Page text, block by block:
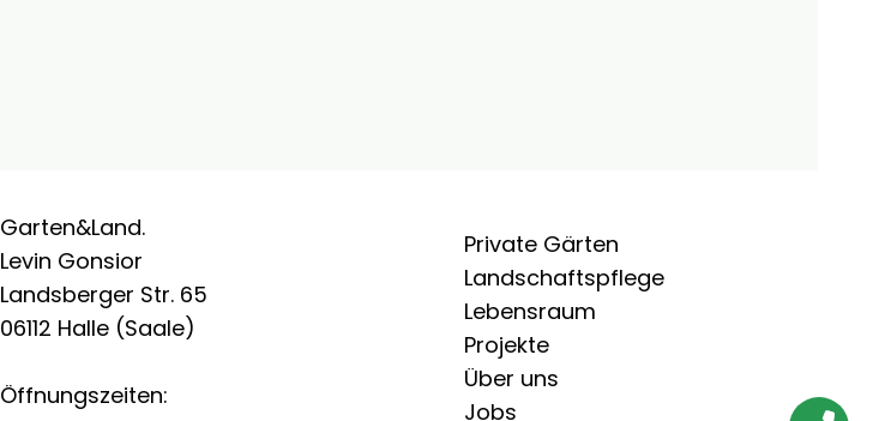
Garten&Land.
Levin Gonsior
Landsberger Str. 65
06112 Halle (Saale)
Öffnungszeiten:
Private Gärten
Landschaftspflege
Lebensraum
Projekte
Über uns
Jobs